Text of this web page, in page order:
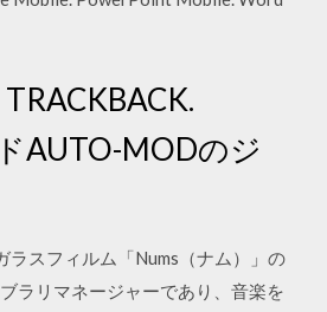
AUTO-MODのジ
スフィルム「Nums（ナム）」の
ラリマネージャーであり、音楽を